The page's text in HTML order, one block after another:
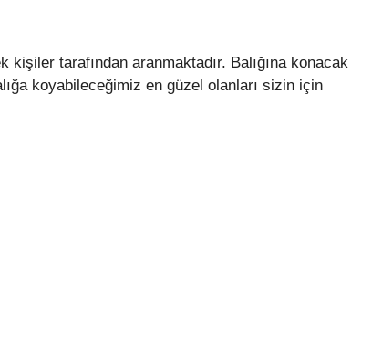
tarafından aranmaktadır. Balığına konacak
koyabileceğimiz en güzel olanları sizin için